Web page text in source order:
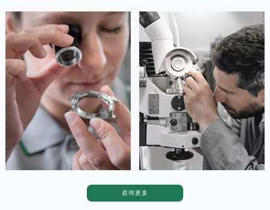
安尼塔·阿普里尔
资深劳力士技师
是劳力士售后维修服务中心
(劳力士售后中心)
的高级技师之一
Tianjin Rolex Maintain center
 天津劳力士维修
贝亚特·布兰奇
资深劳力士技师
是劳力士售后维修服务中心
(劳力士保养中心)
的高级技师之一
Nanjing Rolex Maintain center
 上海劳力士维修
卡罗琳·卡桑德拉 辛迪·克莱门特
咨询更多